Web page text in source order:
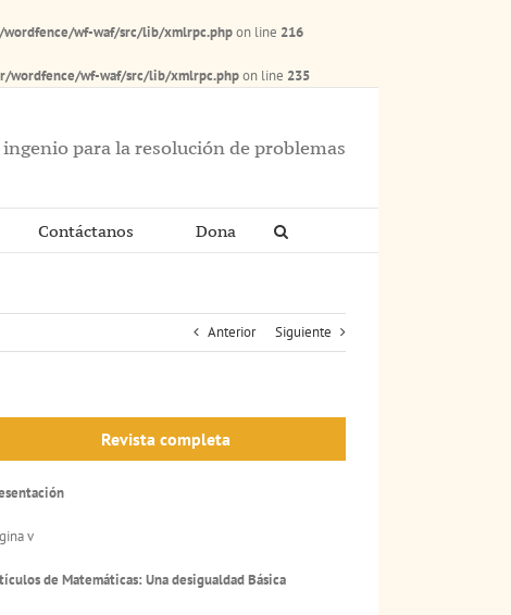
wf-waf/src/lib/xmlrpc.phpon line 216
wordfence/wf-waf/src/lib/xmlrpc.phpon line 235
para la resolución de problemas
Contáctanos Dona
Anterior Siguiente
Revista completa
v
de Matemáticas: Una desigualdad Básica